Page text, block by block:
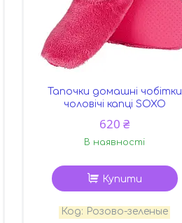
Тапочки домашні чобітки
чоловічі капці SOXO
620 ₴
В наявності
Купити
Розово-зеленые